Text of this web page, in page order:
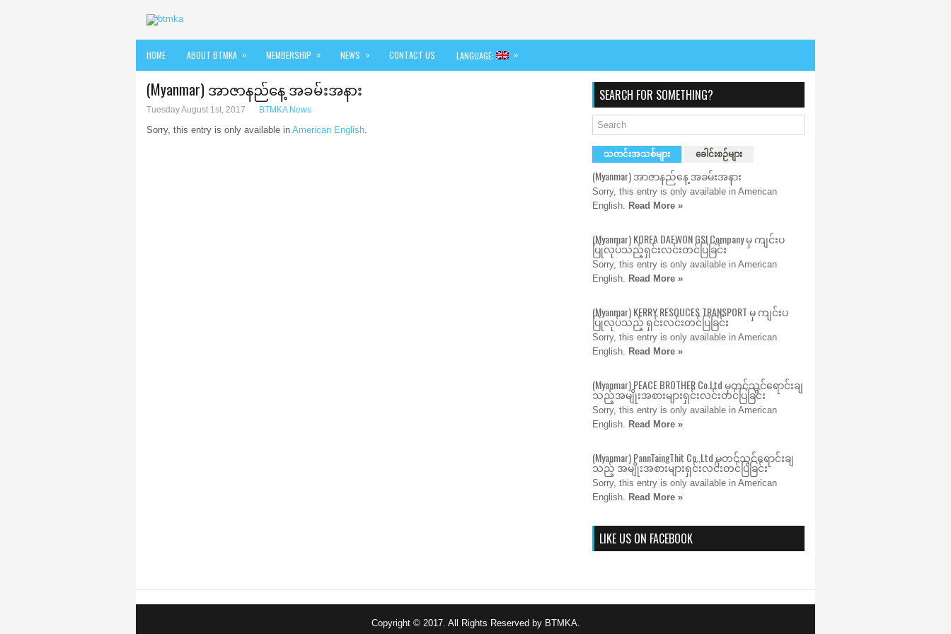
HOME ABOUT BTMKA » MEMBERSHIP » NEWS » CONTACT US LANGUAGE: »
(Myanmar) အာဇာနည်နေ့ အခမ်းအနား
Tuesday August 1st, 2017 BTMKA News
Sorry, this entry is only available in American English.
SEARCH FOR SOMETHING?
သတင်းအသစ်များ ခေါင်းစဉ်များ
(Myanmar) အာဇာနည်နေ့ အခမ်းအနား
Sorry, this entry is only available in American
English. Read More »
(Myanmar) KOREA DAEWON GSI Company မှ ကျင်းပ
ပြုလုပ်သည့်ရှင်းလင်းတင်ပြခြင်း
Sorry, this entry is only available in American
English. Read More »
(Myanmar) KERRY RESOUCES TRANSPORT မှ ကျင်းပ
ပြုလုပ်သည့် ရှင်းလင်းတင်ပြခြင်း
Sorry, this entry is only available in American
English. Read More »
(Myanmar) PEACE BROTHER Co.Ltd မှတင်သွင်ရောင်းချ
သည့်အမျိုးအစားများရှင်းလင်းတင်ပြခြင်း
Sorry, this entry is only available in American
English. Read More »
(Myanmar) PannTaingThit Co.,Ltd မှတင်သွင်ရောင်းချ
သည့် အမျိုးအစားများရှင်းလင်းတင်ပြခြင်း
Sorry, this entry is only available in American
English. Read More »
LIKE US ON FACEBOOK
Copyright © 2017. All Rights Reserved by BTMKA.